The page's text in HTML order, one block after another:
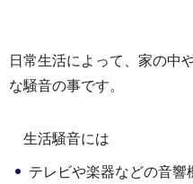
日常生活によって、家の中
な騒音の事です。
生活騒音には
テレビや楽器などの音響